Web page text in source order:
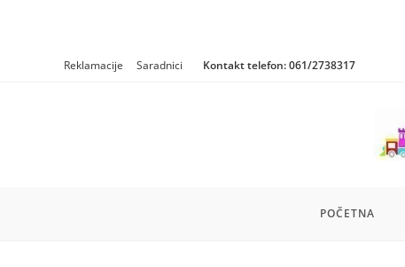
Reklamacije Saradnici Kontakt telefon:061/2738317
POČETNA